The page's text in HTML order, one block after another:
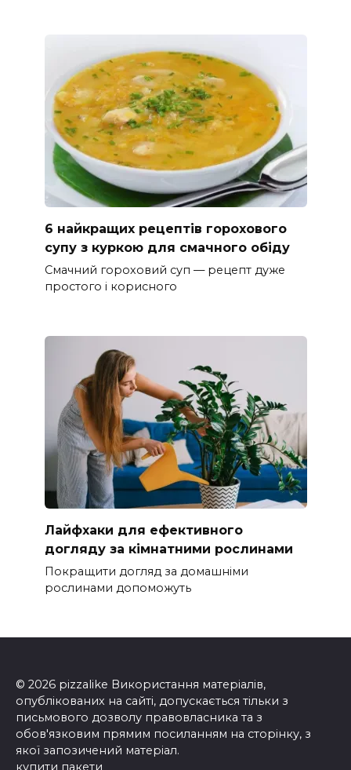
6 найкращих рецептів горохового
супу з куркою для смачного обіду
Смачний гороховий суп — рецепт дуже
простого і корисного
Лайфхаки для ефективного
догляду за кімнатними рослинами
Покращити догляд за домашніми
рослинами допоможуть
© 2026 pizzalike Використання матеріалів,
опублікованих на сайті, допускається тільки з
письмового дозволу правовласника та з
обов'язковим прямим посиланням на сторінку, з
якої запозичений матеріал.
купити пакети